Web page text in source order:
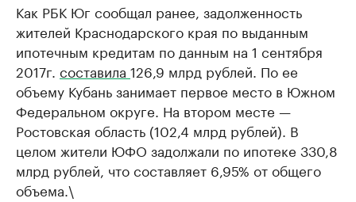
Как РБК Юг сообщал ранее, задолженность
жителей Краснодарского края по выданным
ипотечным кредитам по данным на 1 сентября
2017г. составила 126,9 млрд рублей. По ее
объему Кубань занимает первое место в Южном
Федеральном округе. На втором месте —
Ростовская область (102,4 млрд рублей). В
целом жители ЮФО задолжали по ипотеке 330,8
млрд рублей, что составляет 6,95% от общего
объема.\